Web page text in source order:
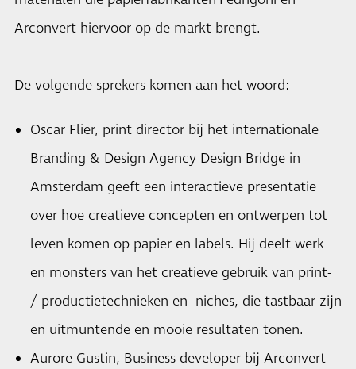
Arconvert hiervoor op de markt brengt.
De volgende sprekers komen aan het woord:
Oscar Flier, print director bij het internationale
Branding & Design Agency Design Bridge in
Amsterdam geeft een interactieve presentatie
over hoe creatieve concepten en ontwerpen tot
leven komen op papier en labels. Hij deelt werk
en monsters van het creatieve gebruik van print-
/ productietechnieken en -niches, die tastbaar zijn
en uitmuntende en mooie resultaten tonen.
Aurore Gustin, Business developer bij Arconvert